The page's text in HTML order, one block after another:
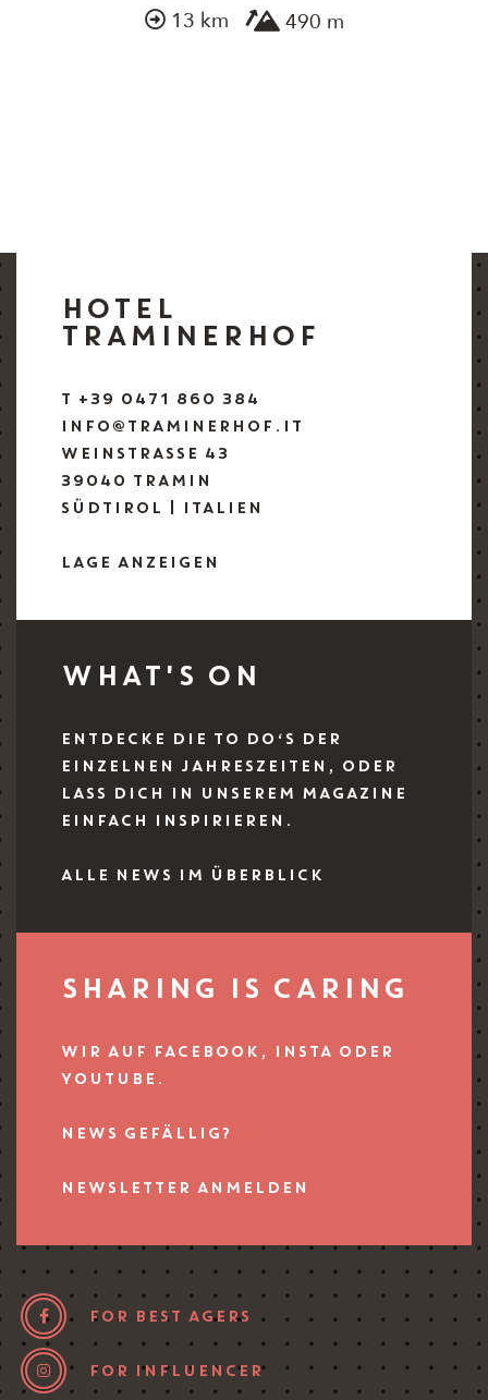
13 km 490 m
HOTEL
TRAMINERHOF
T +39 0471 860 384
INFO@TRAMINERHOF.IT
WEINSTRASSE 43
39040 TRAMIN
SÜDTIROL | ITALIEN
LAGE ANZEIGEN
WHAT'S ON
ENTDECKE DIE TO DO‘S DER
EINZELNEN JAHRESZEITEN, ODER
LASS DICH IN UNSEREM MAGAZINE
EINFACH INSPIRIEREN.
ALLE NEWS IM ÜBERBLICK
SHARING IS CARING
WIR AUF FACEBOOK, INSTA ODER
YOUTUBE.
NEWS GEFÄLLIG?
NEWSLETTER ANMELDEN
FOR BEST AGERS
FOR INFLUENCER